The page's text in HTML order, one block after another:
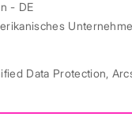
- DE
Data Protection,